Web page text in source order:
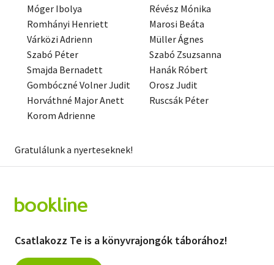
Móger Ibolya
Romhányi Henriett
Várközi Adrienn
Szabó Péter
Smajda Bernadett
Gombóczné Volner Judit
Horváthné Major Anett
Korom Adrienne
Révész Mónika
Marosi Beáta
Müller Ágnes
Szabó Zsuzsanna
Hanák Róbert
Orosz Judit
Ruscsák Péter
Gratulálunk a nyerteseknek!
Csatlakozz Te is a könyvrajongók táborához!